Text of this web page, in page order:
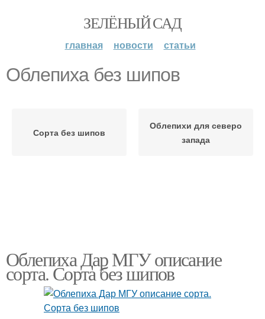
ЗЕЛЁНЫЙ САД
главная новости статьи
Облепиха без шипов
Сорта без шипов
Облепихи для северо
запада
Облепиха Дар МГУ описание
сорта. Сорта без шипов